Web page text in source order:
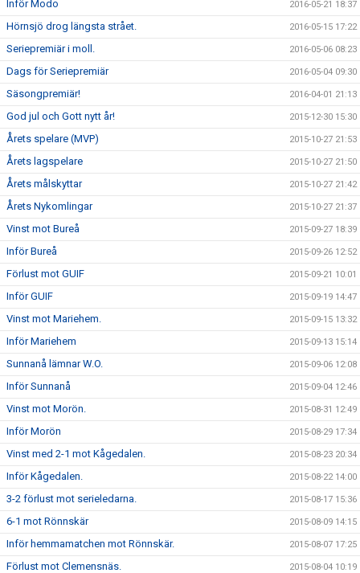
Inför Modo 2016-05-21 18:37
Hörnsjö drog längsta strået. 2016-05-15 17:22
Seriepremiär i moll. 2016-05-06 08:23
Dags för Seriepremiär 2016-05-04 09:30
Säsongpremiär! 2016-04-01 21:13
God jul och Gott nytt år! 2015-12-30 15:30
Årets spelare (MVP) 2015-10-27 21:53
Årets lagspelare 2015-10-27 21:50
Årets målskyttar 2015-10-27 21:42
Årets Nykomlingar 2015-10-27 21:37
Vinst mot Bureå 2015-09-27 18:39
Inför Bureå 2015-09-26 12:52
Förlust mot GUIF 2015-09-21 10:01
Inför GUIF 2015-09-19 14:47
Vinst mot Mariehem. 2015-09-15 13:32
Inför Mariehem 2015-09-13 15:14
Sunnanå lämnar W.O. 2015-09-06 12:08
Inför Sunnanå 2015-09-04 12:46
Vinst mot Morön. 2015-08-31 12:49
Inför Morön 2015-08-29 17:34
Vinst med 2-1 mot Kågedalen. 2015-08-23 20:34
Inför Kågedalen. 2015-08-22 14:00
3-2 förlust mot serieledarna. 2015-08-17 15:36
6-1 mot Rönnskär 2015-08-09 14:15
Inför hemmamatchen mot Rönnskär. 2015-08-07 17:25
Förlust mot Clemensnäs. 2015-08-04 10:19